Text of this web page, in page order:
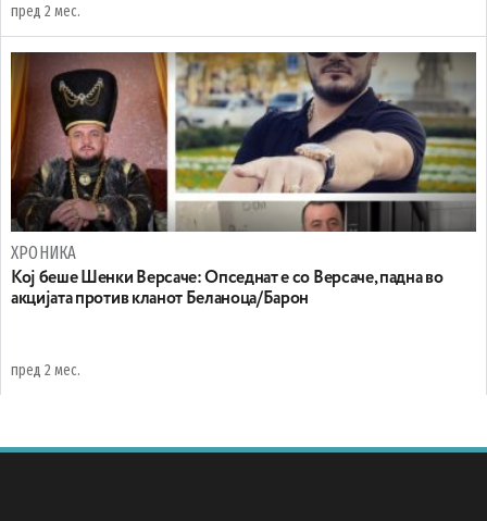
пред 2 мес.
ХРОНИКА
Koj беше Шенки Версаче: Oпседнат е со Версаче, падна во
акцијата против кланот Беланоца/Барон
пред 2 мес.